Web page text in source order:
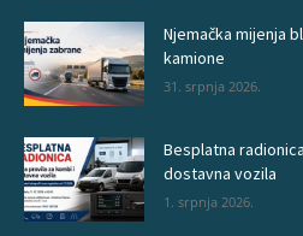
Njemačka mijenja
kamione
31. srpnja 2026.
Besplatna
dostavna vozila
1. srpnja 2026.